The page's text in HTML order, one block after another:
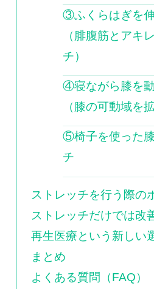
③ふくらはぎを
（腓腹筋とアキ
チ）
④寝ながら膝を
（膝の可動域を
⑤椅子を使った
チ
ストレッチを行う際の
ストレッチだけでは改
再生医療という新しい
まとめ
よくある質問（FAQ）